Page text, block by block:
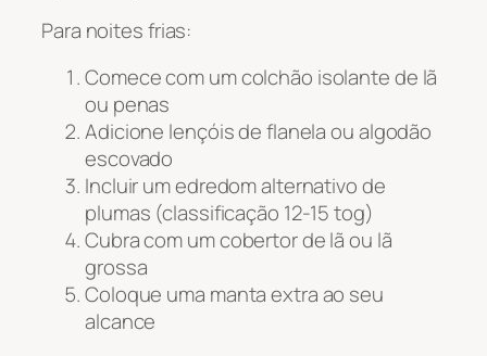
Para noites frias:
Comece com um colchão isolante de lã
ou penas
Adicione lençóis de flanela ou algodão
escovado
Incluir um edredom alternativo de
plumas (classificação 12-15 tog)
Cubra com um cobertor de lã ou lã
grossa
Coloque uma manta extra ao seu
alcance